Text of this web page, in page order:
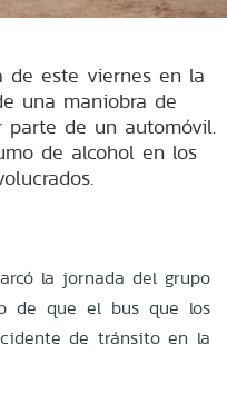
de este viernes en la
una maniobra de
parte de un automóvil.
de alcohol en los
la jornada del grupo
de que el bus que los
de tránsito en la